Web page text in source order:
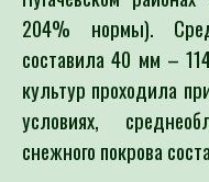
204% нормы).
составила 40 мм –
культур проходила
условиях,
снежного покрова